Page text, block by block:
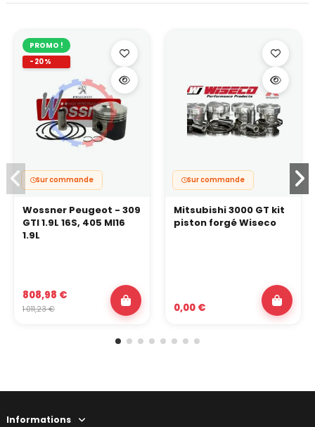
PROMO !
-20%
Sur commande
Wossner Peugeot - 309
GTI 1.9L 16S, 405 MI16
1.9L
808,98 €
1 011,23 €
Sur commande
Mitsubishi 3000 GT kit
piston forgé Wiseco
0,00 €
Informations